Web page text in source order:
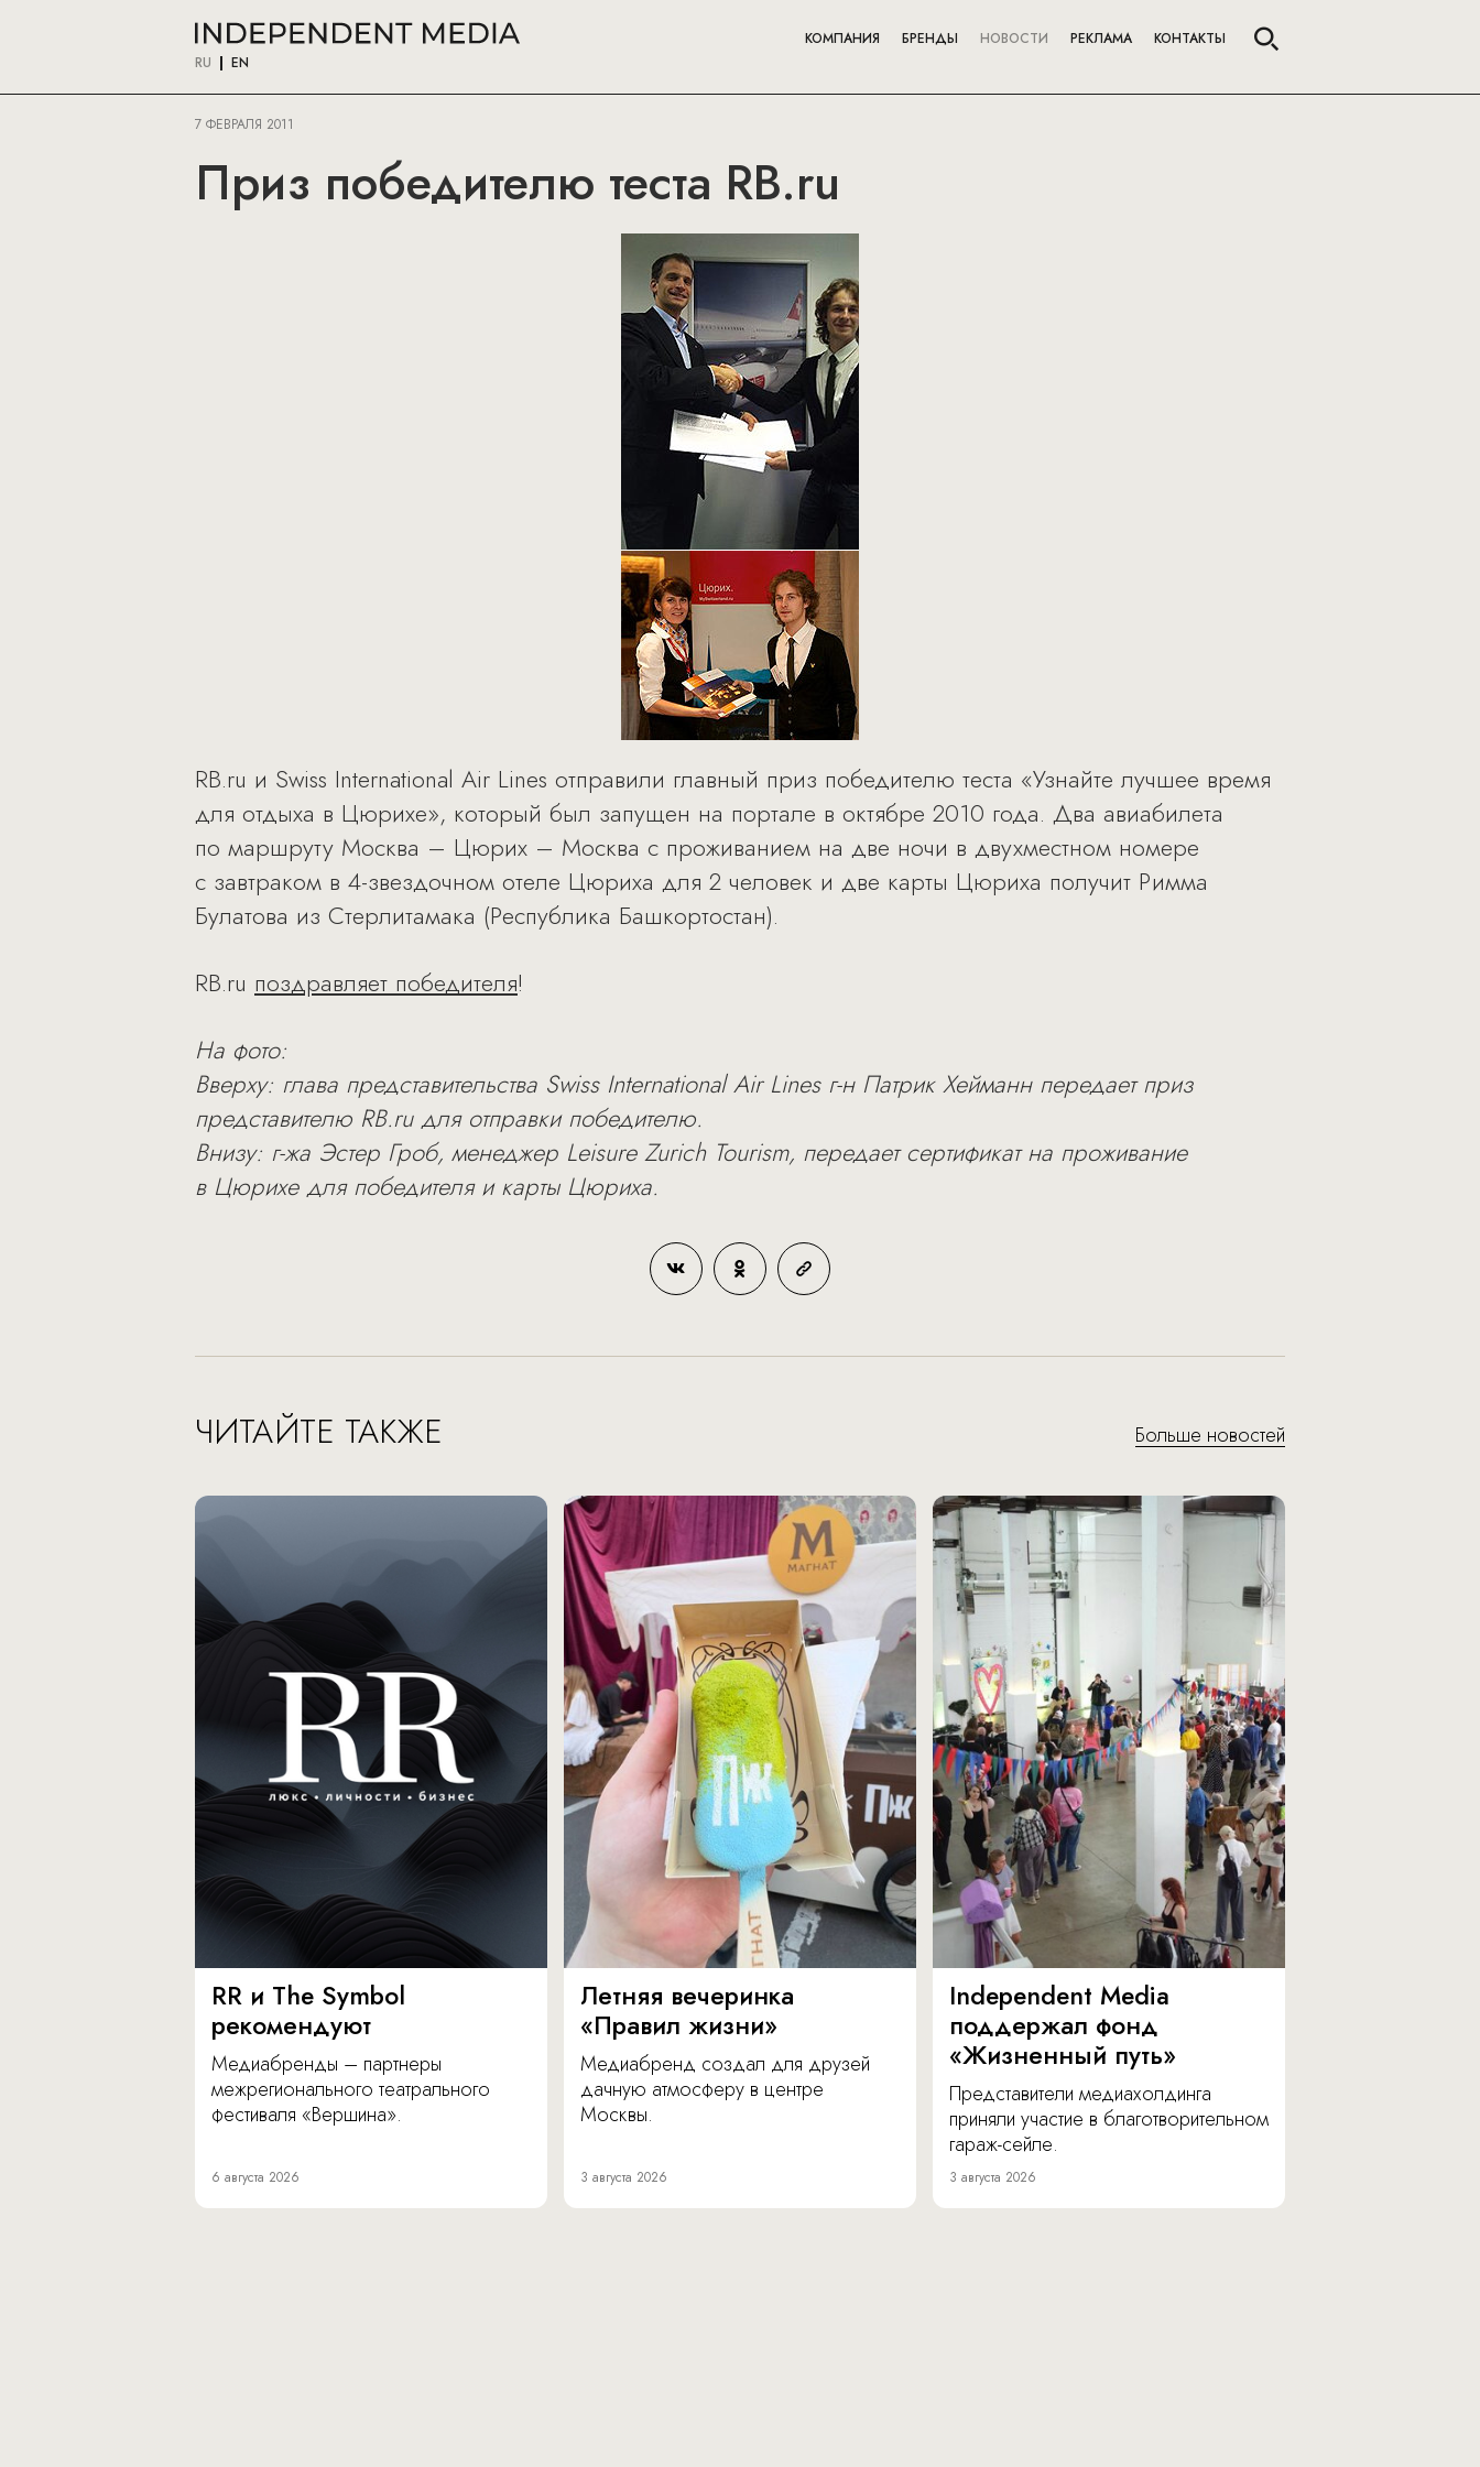
RU EN
КОМПАНИЯ БРЕНДЫ НОВОСТИ РЕКЛАМА КОНТАКТЫ
7 ФЕВРАЛЯ 2011
Приз победителю теста RB.ru
RB.ru и Swiss International Air Lines отправили главный приз победителю теста «Узнайте лучшее время
для отдыха в Цюрихе», который был запущен на портале в октябре 2010 года. Два авиабилета
по маршруту Москва – Цюрих – Москва с проживанием на две ночи в двухместном номере
с завтраком в 4-звездочном отеле Цюриха для 2 человек и две карты Цюриха получит Римма
Булатова из Стерлитамака (Республика Башкортостан).
RB.ru поздравляет победителя!
На фото:
Вверху: глава представительства Swiss International Air Lines г-н Патрик Хейманн передает приз
представителю RB.ru для отправки победителю.
Внизу: г-жа Эстер Гроб, менеджер Leisure Zurich Tourism, передает сертификат на проживание
в Цюрихе для победителя и карты Цюриха.
ЧИТАЙТЕ ТАКЖЕ Больше новостей
RR и The Symbol
рекомендуют
Медиабренды – партнеры
межрегионального театрального
фестиваля «Вершина».
6 августа 2026
Летняя вечеринка
«Правил жизни»
Медиабренд создал для друзей
дачную атмосферу в центре
Москвы.
3 августа 2026
Independent Media
поддержал фонд
«Жизненный путь»
Представители медиахолдинга
приняли участие в благотворительном
гараж-сейле.
3 августа 2026